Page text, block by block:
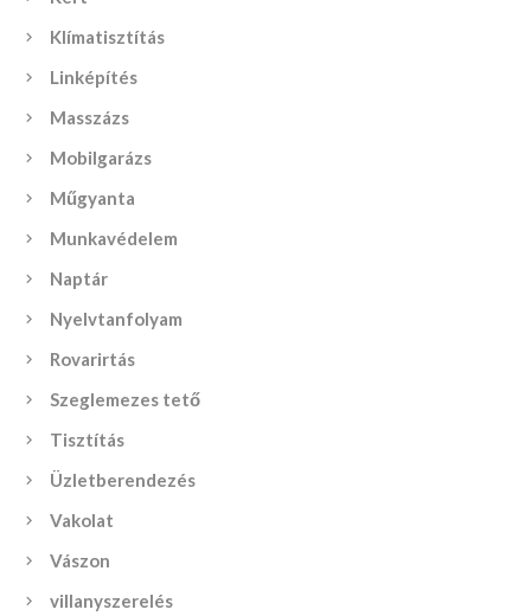
Klímatisztítás
Linképítés
Masszázs
Mobilgarázs
Műgyanta
Munkavédelem
Naptár
Nyelvtanfolyam
Rovarirtás
Szeglemezes tető
Tisztítás
Üzletberendezés
Vakolat
Vászon
villanyszerelés